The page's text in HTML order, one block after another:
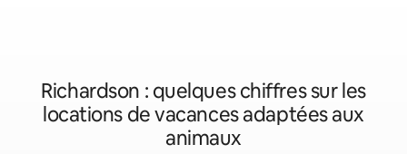
Richardson : quelques chiffres sur les
locations de vacances adaptées aux
animaux